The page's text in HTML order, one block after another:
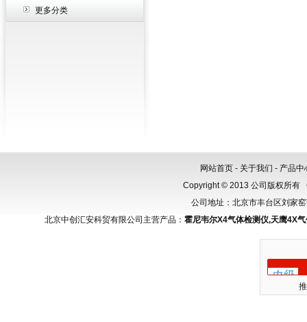
更多分类
网站首页 - 关于我们 - 产品中
Copyright © 2013 公司版权所有
公司地址：北京市丰台区刘家
北京中创汇安科贸有限公司主营产品： 霍尼韦尔X4气体检测仪,天鹰4X